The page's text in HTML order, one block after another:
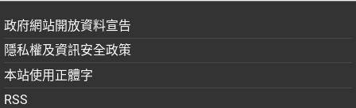
政府網站開放資料宣告
隱私權及資訊安全政策
本站使用正體字
RSS